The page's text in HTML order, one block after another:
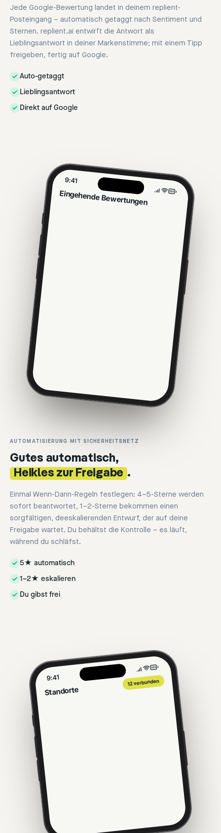
Jede Google-Bewertung landet in deinem replient-
Posteingang – automatisch getaggt nach Sentiment und
Sternen. replient.ai entwirft die Antwort als
Lieblingsantwort in deiner Markenstimme; mit einem Tipp
freigeben, fertig auf Google.
Auto-getaggt
Lieblingsantwort
Direkt auf Google
9:41
Eingehende Bewertungen
AUTOMATISIERUNG MIT SICHERHEITSNETZ
Gutes automatisch,
Heikles zur Freigabe .
Einmal Wenn-Dann-Regeln festlegen: 4–5-Sterne werden
sofort beantwortet, 1–2-Sterne bekommen einen
sorgfältigen, deeskalierenden Entwurf, der auf deine
Freigabe wartet. Du behältst die Kontrolle – es läuft,
während du schläfst.
5★ automatisch
1–2★ eskalieren
Du gibst frei
9:41
Standorte
12 verbunden